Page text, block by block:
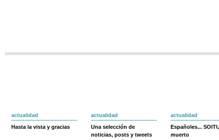
actualidad
Hasta la vista y gracias
actualidad
Una selección de
noticias, posts y tweets
actualidad
Españoles...
muerto